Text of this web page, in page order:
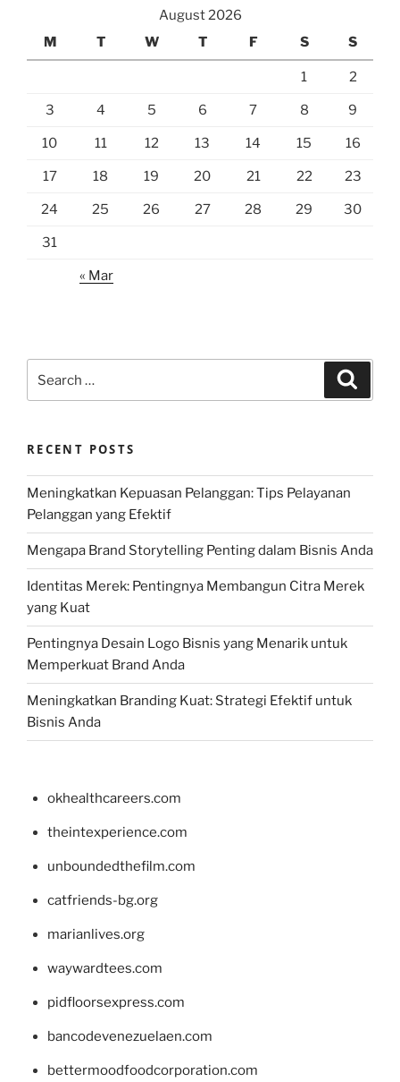
August 2026
M
T W T F S S
1 2
3 4 5 6 7 8 9
10 11 12 13 14 15 16
17 18 19 20 21 22 23
24 25 26 27 28 29 30
31
« Mar
for:
RECENT POSTS
Meningkatkan Kepuasan Pelanggan: Tips Pelayanan
Pelanggan yang Efektif
Mengapa Brand Storytelling Penting dalam Bisnis Anda
Identitas Merek: Pentingnya Membangun Citra Merek
yang Kuat
Pentingnya Desain Logo Bisnis yang Menarik untuk
Memperkuat Brand Anda
Meningkatkan Branding Kuat: Strategi Efektif untuk
Bisnis Anda
okhealthcareers.com
theintexperience.com
unboundedthefilm.com
catfriends-bg.org
marianlives.org
waywardtees.com
pidfloorsexpress.com
bancodevenezuelaen.com
bettermoodfoodcorporation.com